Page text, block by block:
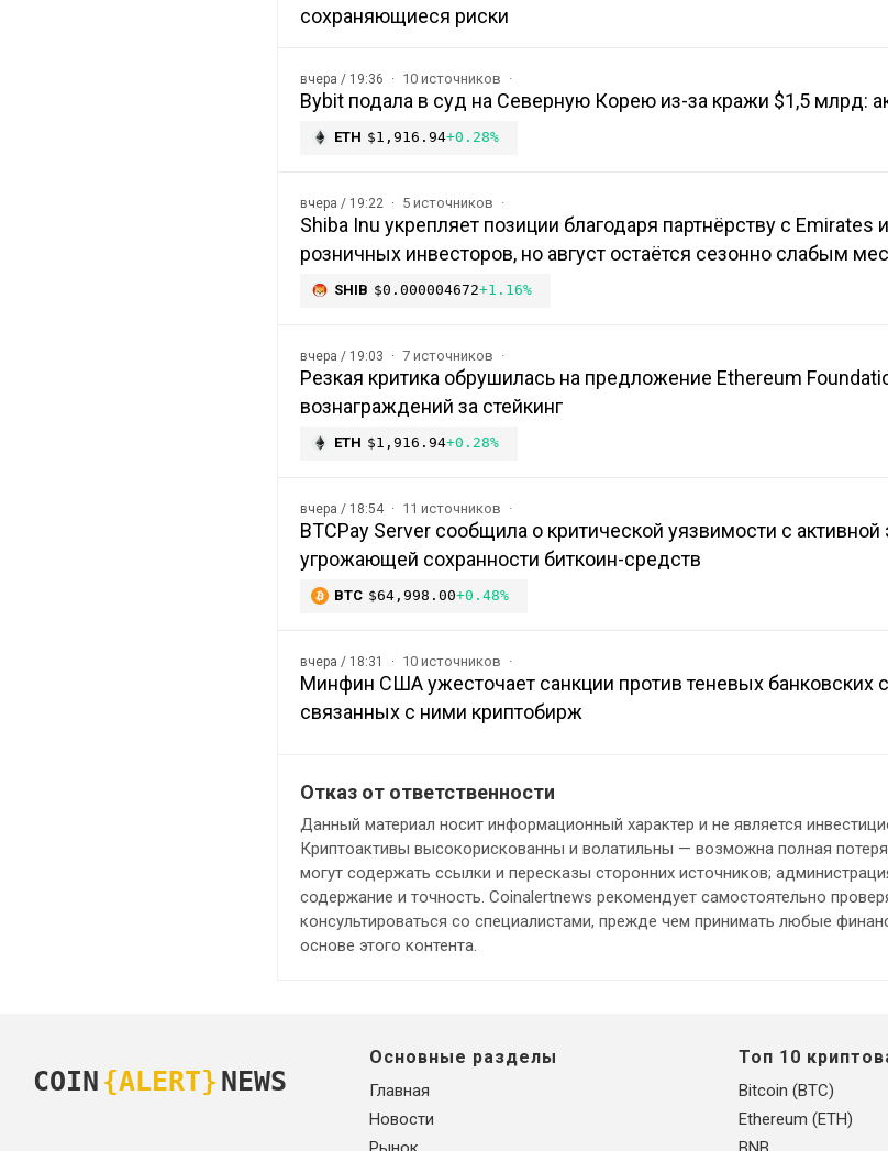
сохраняющиеся риски
вчера / 19:36 10 источников
Bybit подала в суд на Северную Корею из-за кражи $1,5 млрд:
ETH $1,916.94+0.28%
вчера / 19:22 5 источников
Shiba Inu укрепляет позиции благодаря партнёрству с
розничных инвесторов, но август остаётся сезонно слабым
SHIB $0.000004672+1.16%
вчера / 19:03 7 источников
Резкая критика обрушилась на предложение Ethereum
вознаграждений за стейкинг
ETH $1,916.94+0.28%
вчера / 18:54 11 источников
BTCPay Server сообщила о критической уязвимости с активной
угрожающей сохранности биткоин-средств
BTC $64,998.00+0.48%
вчера / 18:31 10 источников
Минфин США ужесточает санкции против теневых банковских
связанных с ними криптобирж
Отказ от ответственности
Данный материал носит информационный характер и не является
Криптоактивы высокорискованны и волатильны — возможна полная
могут содержать ссылки и пересказы сторонних источников;
содержание и точность. Coinalertnews рекомендует самостоятельно
консультироваться со специалистами, прежде чем принимать любые
основе этого контента.
COIN {ALERT} NEWS
Основные разделы
Главная
Новости
Топ 10
Bitcoin (BTC)
Ethereum (ETH)